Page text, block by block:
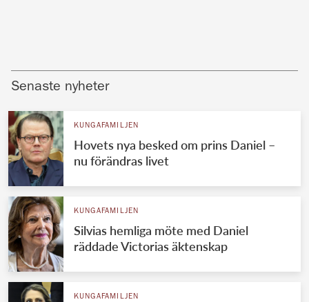
Senaste nyheter
KUNGAFAMILJEN
Hovets nya besked om prins Daniel –
nu förändras livet
KUNGAFAMILJEN
Silvias hemliga möte med Daniel
räddade Victorias äktenskap
KUNGAFAMILJEN